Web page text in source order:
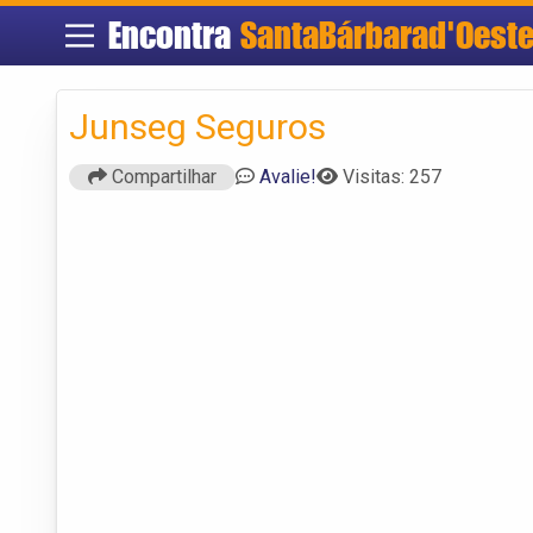
Encontra SantaBárbarad'Oeste
Junseg Seguros
Compartilhar Avalie! Visitas: 257